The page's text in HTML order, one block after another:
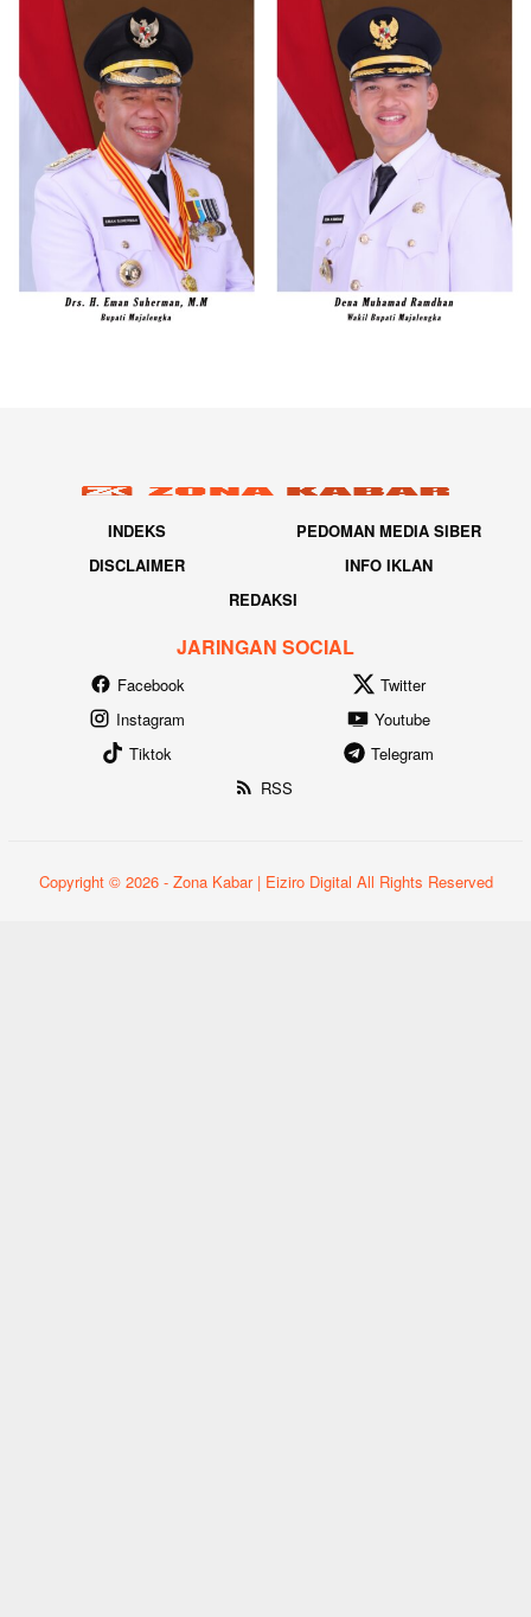
INDEKS
PEDOMAN MEDIA SIBER
DISCLAIMER
INFO IKLAN
REDAKSI
JARINGAN SOCIAL
Facebook
Twitter
Instagram
Youtube
Tiktok
Telegram
RSS
Copyright © 2026 - Zona Kabar | Eiziro Digital All Rights Reserved